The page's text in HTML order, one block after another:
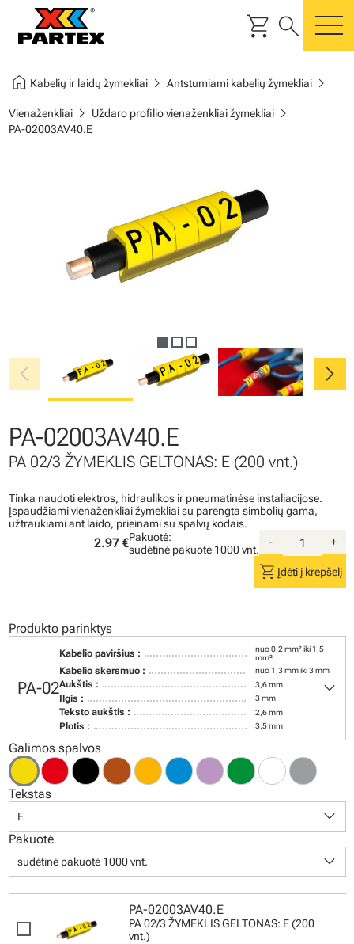
shopping_cart search
home Kabelių ir laidų žymekliaichevron_right Antstumiami kabelių žymekliaichevron_right
Vienaženkliaichevron_right Uždaro profilio vienaženkliai žymekliaichevron_right
PA-02003AV40.E
chevron_left chevron_right
PA-02003AV40.E
PA 02/3 ŽYMEKLIS GELTONAS: E (200 vnt.)
Tinka naudoti elektros, hidraulikos ir pneumatinėse instaliacijose.
Įspaudžiami vienaženkliai žymekliai su parengta simbolių gama,
užtraukiami ant laido, prieinami su spalvų kodais.
2.97 €Pakuotė:
sudėtinė pakuotė 1000 vnt.
- +
shopping_cart Įdėti į krepšelį
Produkto parinktys
PA-02
Kabelio paviršius :
nuo 0,2 mm² iki 1,5
mm²
Kabelio skersmuo : nuo 1,3 mm iki 3 mm
Aukštis : 3,6 mm
Ilgis : 3 mm
Teksto aukštis : 2,6 mm
Plotis : 3,5 mm
keyboard_arrow_down
Galimos spalvos
Tekstas
E keyboard_arrow_down
Pakuotė
sudėtinė pakuotė 1000 vnt. keyboard_arrow_down
PA-02003AV40.E
PA 02/3 ŽYMEKLIS GELTONAS: E (200
vnt.)